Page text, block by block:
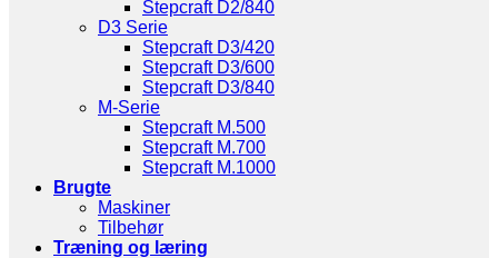
Stepcraft D2/840
D3 Serie
Stepcraft D3/420
Stepcraft D3/600
Stepcraft D3/840
M-Serie
Stepcraft M.500
Stepcraft M.700
Stepcraft M.1000
Brugte
Maskiner
Tilbehør
Træning og læring